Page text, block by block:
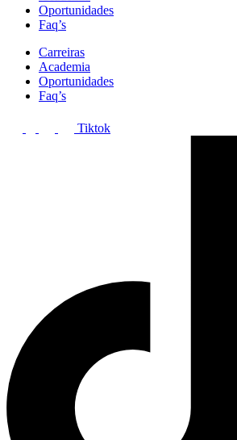
Oportunidades
Faq’s
Carreiras
Academia
Oportunidades
Faq’s
Tiktok